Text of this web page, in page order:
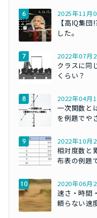
2025年11月
【高IQ集
した。
2022年07月
クラスに同
くらい？
2022年04月
一次関数と
を例題でや
2022年10月
相対度数と
布表の例題
2020年06月
速さ・時間
頼らない速